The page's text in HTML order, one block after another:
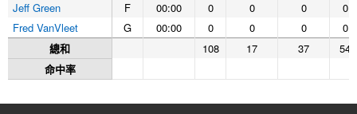
Jeff Green
F 00:00 0 0 0
0
Fred VanVleet
G 00:00 0 0 0
0
總和
108 17 37
54
命中率